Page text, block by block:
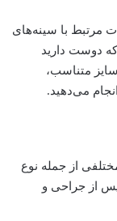
مرتبط با سینه‌های
دوست دارید
متناسب،
می‌دهید.
از جمله نوع
از جراحی و